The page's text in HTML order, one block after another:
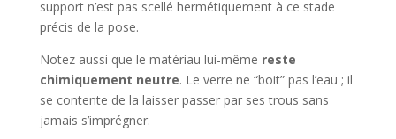
support n’est pas scellé hermétiquement à ce stade
précis de la pose.
Notez aussi que le matériau lui-même reste
chimiquement neutre. Le verre ne “boit” pas l’eau ; il
se contente de la laisser passer par ses trous sans
jamais s’imprégner.